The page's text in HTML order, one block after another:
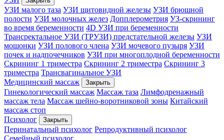
УЗИ малого таза УЗИ щитовидной железы УЗИ брюшной
полости УЗИ молочных желез Допплерометрия УЗ-скрининг
во время беременности 4D УЗИ при беременности
Трансректальное УЗИ (ТРУЗИ) предстательной железы УЗИ
мошонки УЗИ полового члена УЗИ мочевого пузыря УЗИ
почек и надпочечников УЗИ при многоплодной беременности
Скрининг 1 триместра Скрининг 2 триместра Скрининг 3
триместра Трансвагинальное УЗИ
Медицинский массаж
Закрыть
Гинекологический массаж Массаж таза Лимфодренажный
массаж тела Массаж шейно-воротниковой зоны Китайский
массаж стоп
Психолог
Закрыть
Перинатальный психолог Репродуктивный психолог
Семейный психолог